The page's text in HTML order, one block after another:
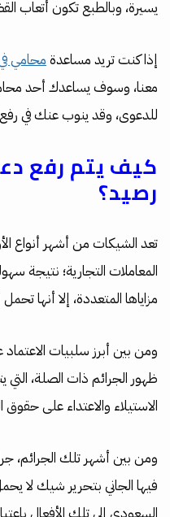
يسيرة، وبالطبع تكون أتعاب
إذا كنت تريد مساعدة محامي
معنا، وسوف يساعدك أحد
للدعوى، وقد ينوب عنك في رفع
كيف يتم رفع
رصيد؟
تعد الشيكات من أشهر أنواع
المعاملات التجارية؛ نتيجة
مزاياها المتعددة، إلا أنها
ومن بين أبرز سلبيات
ظهور الجرائم ذات الصلة،
الاستيلاء والاعتداء على حقوق
ومن بين أشهر تلك الجرائم،
فيها الجاني بتحرير شيك لا